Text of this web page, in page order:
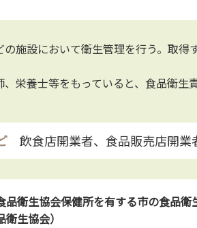
施設において衛生管理を行う。取得
栄養士等をもっていると、食品衛生
飲食店開業者、食品販売店開業
衛生協会保健所を有する市の食品衛
生協会）